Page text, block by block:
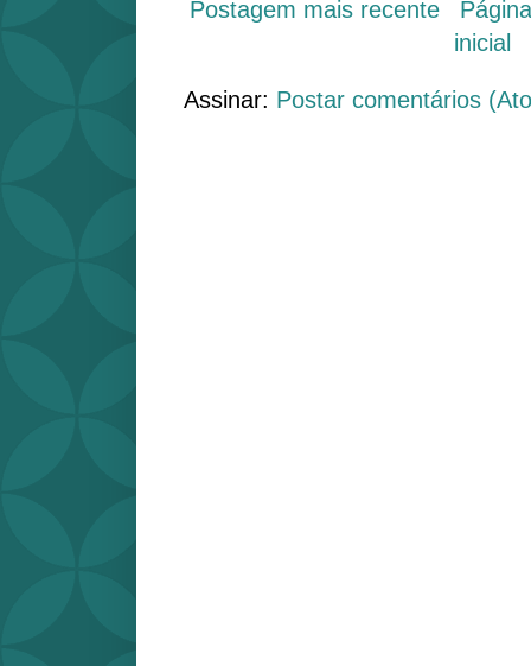
Postagem mais recente
inicial
Assinar: Postar comentários